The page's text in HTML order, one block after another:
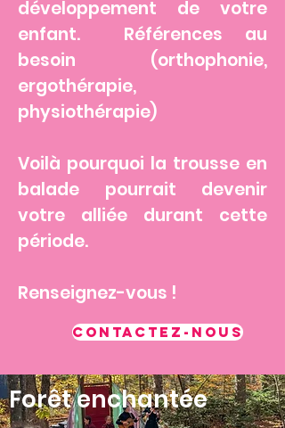
développement de votre
enfant. Références au
besoin (orthophonie,
ergothérapie,
physiothérapie)
Voilà pourquoi la trousse en
balade pourrait devenir
votre alliée durant cette
période.
Renseignez-vous !
CONTACTEZ-NOUS
Forêt enchantée